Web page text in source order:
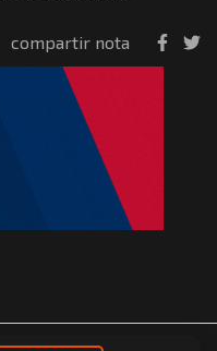
compartir nota